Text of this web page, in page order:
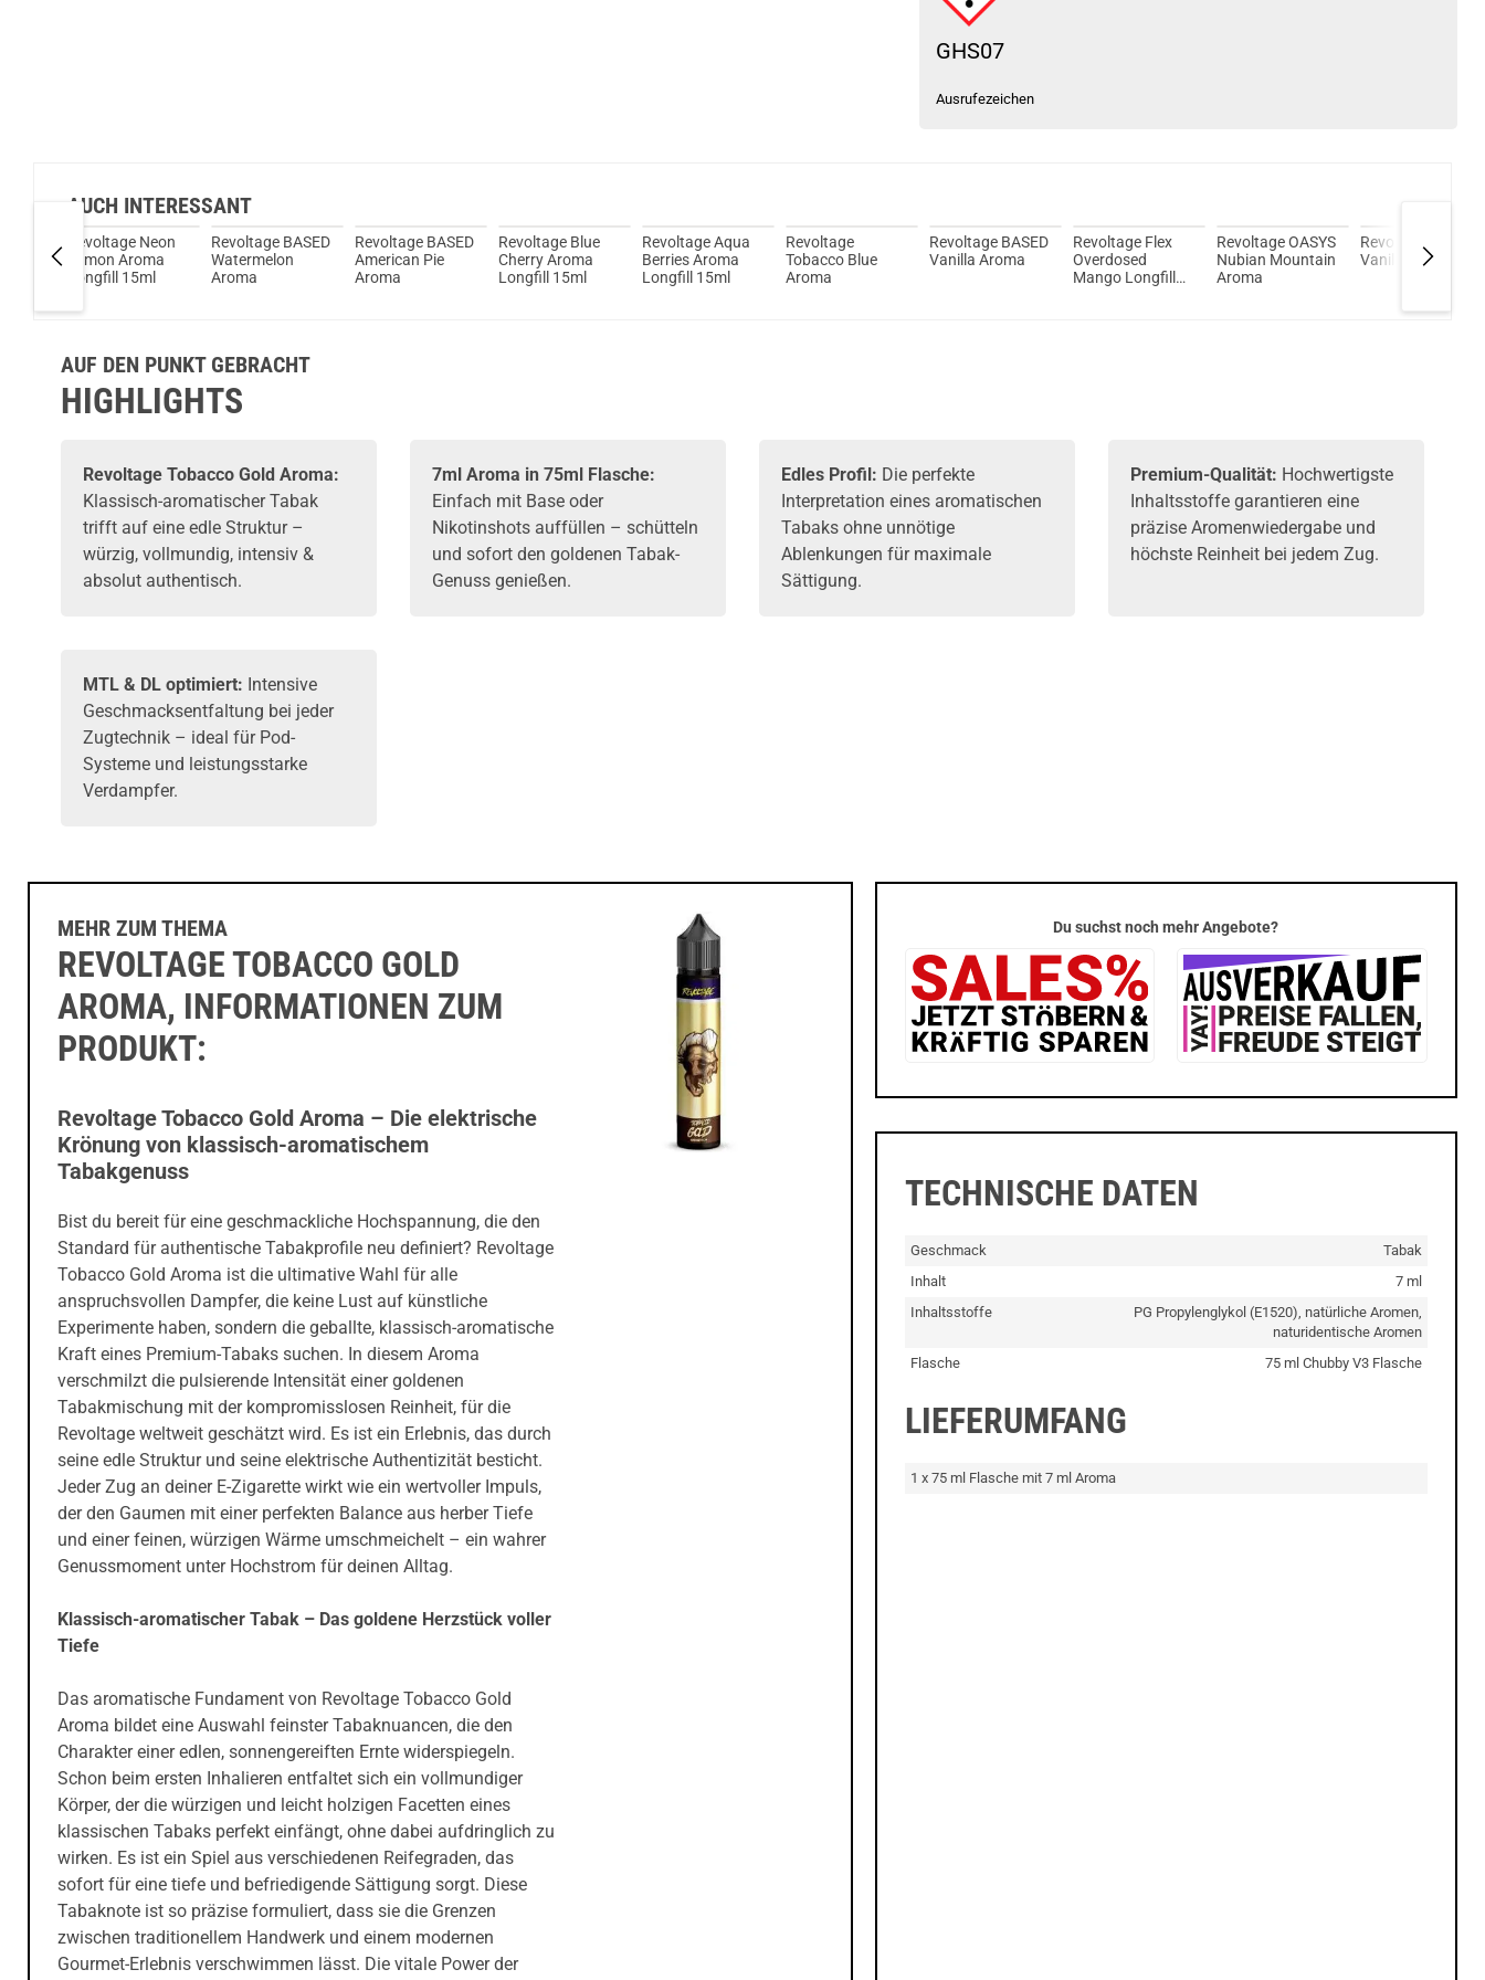
GHS07
Ausrufezeichen
AUCH INTERESSANT
Revoltage Neon
Lemon Aroma
Longfill 15ml
Revoltage BASED
Watermelon
Aroma
Revoltage BASED
American Pie
Aroma
Revoltage Blue
Cherry Aroma
Longfill 15ml
Revoltage Aqua
Berries Aroma
Longfill 15ml
Revoltage
Tobacco Blue
Aroma
Revoltage BASED
Vanilla Aroma
Revoltage Flex
Overdosed
Mango Longfill
Revoltage OASYS
Nubian Mountain
Aroma
Revoltage Flex
Vanilla Aroma
AUF DEN PUNKT GEBRACHT
HIGHLIGHTS
Revoltage Tobacco Gold Aroma:
Klassisch-aromatischer Tabak
trifft auf eine edle Struktur –
würzig, vollmundig, intensiv &
absolut authentisch.
7ml Aroma in 75ml Flasche:
Einfach mit Base oder
Nikotinshots auffüllen – schütteln
und sofort den goldenen Tabak-
Genuss genießen.
Edles Profil: Die perfekte
Interpretation eines aromatischen
Tabaks ohne unnötige
Ablenkungen für maximale
Sättigung.
Premium-Qualität: Hochwertigste
Inhaltsstoffe garantieren eine
präzise Aromenwiedergabe und
höchste Reinheit bei jedem Zug.
MTL & DL optimiert: Intensive
Geschmacksentfaltung bei jeder
Zugtechnik – ideal für Pod-
Systeme und leistungsstarke
Verdampfer.
MEHR ZUM THEMA
REVOLTAGE TOBACCO GOLD
AROMA, INFORMATIONEN ZUM
PRODUKT:
Revoltage Tobacco Gold Aroma – Die elektrische
Krönung von klassisch-aromatischem
Tabakgenuss
Bist du bereit für eine geschmackliche Hochspannung, die den
Standard für authentische Tabakprofile neu definiert? Revoltage
Tobacco Gold Aroma ist die ultimative Wahl für alle
anspruchsvollen Dampfer, die keine Lust auf künstliche
Experimente haben, sondern die geballte, klassisch-aromatische
Kraft eines Premium-Tabaks suchen. In diesem Aroma
verschmilzt die pulsierende Intensität einer goldenen
Tabakmischung mit der kompromisslosen Reinheit, für die
Revoltage weltweit geschätzt wird. Es ist ein Erlebnis, das durch
seine edle Struktur und seine elektrische Authentizität besticht.
Jeder Zug an deiner E-Zigarette wirkt wie ein wertvoller Impuls,
der den Gaumen mit einer perfekten Balance aus herber Tiefe
und einer feinen, würzigen Wärme umschmeichelt – ein wahrer
Genussmoment unter Hochstrom für deinen Alltag.
Klassisch-aromatischer Tabak – Das goldene Herzstück voller
Tiefe
Das aromatische Fundament von Revoltage Tobacco Gold
Aroma bildet eine Auswahl feinster Tabaknuancen, die den
Charakter einer edlen, sonnengereiften Ernte widerspiegeln.
Schon beim ersten Inhalieren entfaltet sich ein vollmundiger
Körper, der die würzigen und leicht holzigen Facetten eines
klassischen Tabaks perfekt einfängt, ohne dabei aufdringlich zu
wirken. Es ist ein Spiel aus verschiedenen Reifegraden, das
sofort für eine tiefe und befriedigende Sättigung sorgt. Diese
Tabaknote ist so präzise formuliert, dass sie die Grenzen
zwischen traditionellem Handwerk und einem modernen
Gourmet-Erlebnis verschwimmen lässt. Die vitale Power der
Du suchst noch mehr Angebote?
TECHNISCHE DATEN
Geschmack
Tabak
Inhalt
7 ml
Inhaltsstoffe
PG Propylenglykol (E1520), natürliche Aromen,
naturidentische Aromen
Flasche
75 ml Chubby V3 Flasche
LIEFERUMFANG
1 x 75 ml Flasche mit 7 ml Aroma